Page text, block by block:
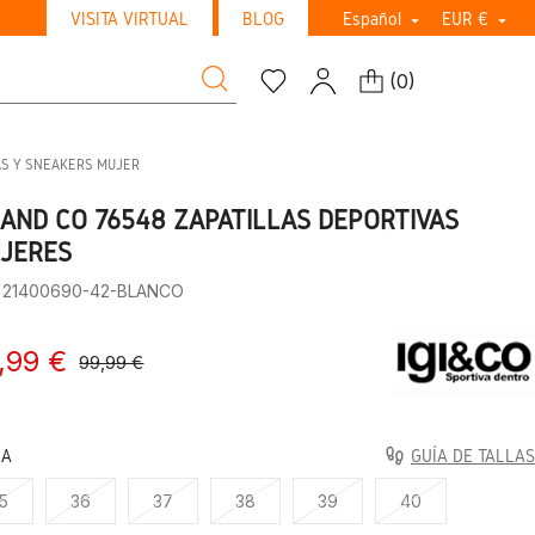
VISITA VIRTUAL BLOG Español  EUR € 
(0)
Y SNEAKERS MUJER
CO 76548 ZAPATILLAS DEPORTIVAS
21400690-42-BLANCO
€ 99,99 €
GUÍA DE TALLAS
36 37 38 39 40